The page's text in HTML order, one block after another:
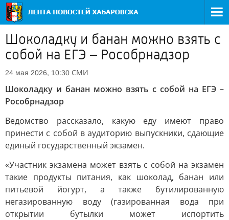
Шоколадку и банан можно взять с
собой на ЕГЭ – Рособрнадзор
24 мая 2026, 10:30 СМИ
Шоколадку и банан можно взять с собой на ЕГЭ –
Рособрнадзор
Ведомство рассказало, какую еду имеют право
принести с собой в аудиторию выпускники, сдающие
единый государственный экзамен.
«Участник экзамена может взять с собой на экзамен
такие продукты питания, как шоколад, банан или
питьевой йогурт, а также бутилированную
негазированную воду (газированная вода при
открытии бутылки может испортить